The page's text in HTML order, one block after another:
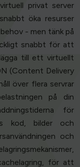
privat server
öka resurser
- men tänk på
snabbt för att
till ett virtuellt
(Content Delivery
över flera servrar
på din
för
kod, bilder och
och
för att